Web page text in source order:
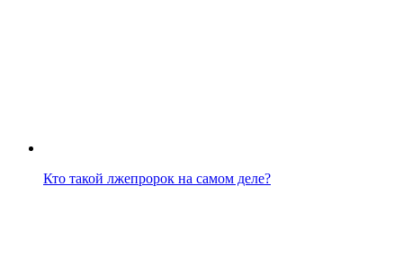
Кто такой лжепророк на самом деле?